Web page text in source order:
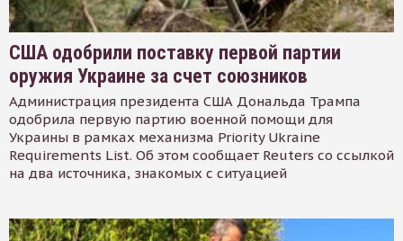
США одобрили поставку первой партии
оружия Украине за счет союзников
Администрация президента США Дональда Трампа
одобрила первую партию военной помощи для
Украины в рамках механизма Priority Ukraine
Requirements List. Об этом сообщает Reuters со ссылкой
на два источника, знакомых с ситуацией